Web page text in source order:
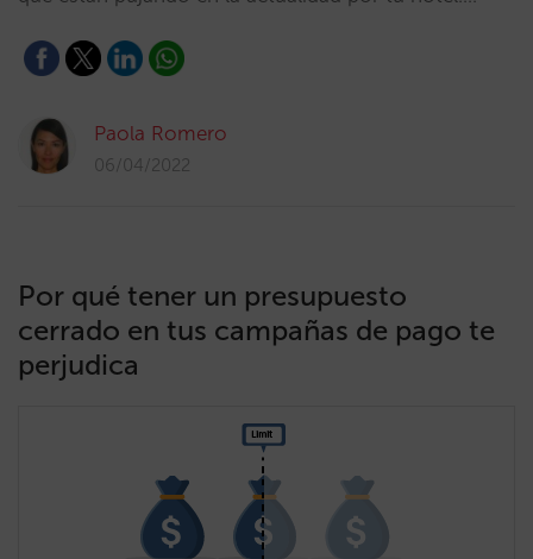
Paola Romero
06/04/2022
Por qué tener un presupuesto
cerrado en tus campañas de pago te
perjudica